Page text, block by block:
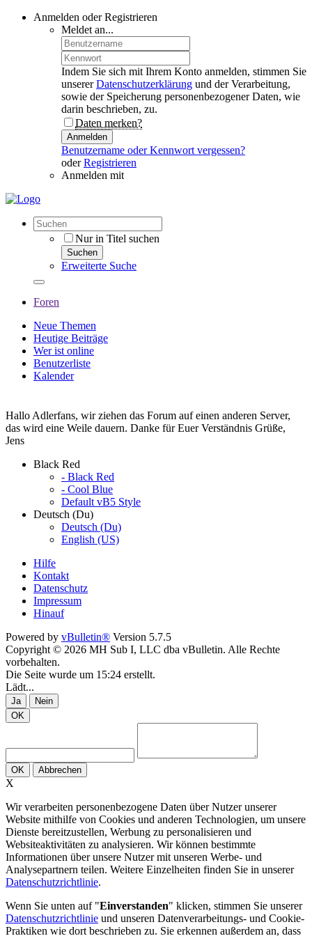
Anmelden oder Registrieren
Meldet an...
Indem Sie sich mit Ihrem Konto anmelden, stimmen Sie
unsererDatenschutzerklärung und der Verarbeitung,
sowie der Speicherung personenbezogener Daten, wie
darin beschrieben, zu.
Daten merken?
Anmelden
Benutzername oder Kennwort vergessen?
oderRegistrieren
Anmelden mit
Nur in Titel suchen
Suchen
Erweiterte Suche
Foren
Neue Themen
Heutige Beiträge
Wer ist online
Benutzerliste
Kalender
Hallo Adlerfans, wir ziehen das Forum auf einen anderen Server,
das wird eine Weile dauern. Danke für Euer Verständnis Grüße,
Jens
Black Red
- Black Red
- Cool Blue
Default vB5 Style
Deutsch (Du)
Deutsch (Du)
English (US)
Hilfe
Kontakt
Datenschutz
Impressum
Hinauf
Powered by vBulletin® Version 5.7.5
Copyright © 2026 MH Sub I, LLC dba vBulletin. Alle Rechte
vorbehalten.
Die Seite wurde um 15:24 erstellt.
Lädt...
Ja
Nein
OK
OK Abbrechen
X
Wir verarbeiten personenbezogene Daten über Nutzer unserer
Website mithilfe von Cookies und anderen Technologien, um unsere
Dienste bereitzustellen, Werbung zu personalisieren und
Websiteaktivitäten zu analysieren. Wir können bestimmte
Informationen über unsere Nutzer mit unseren Werbe- und
Analysepartnern teilen. Weitere Einzelheiten finden Sie in unserer
Datenschutzrichtlinie.
Wenn Sie unten auf "Einverstanden" klicken, stimmen Sie unserer
Datenschutzrichtlinie und unseren Datenverarbeitungs- und Cookie-
Praktiken wie dort beschrieben zu. Sie erkennen außerdem an, dass